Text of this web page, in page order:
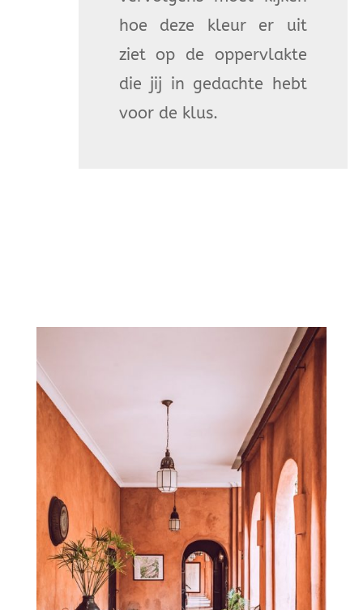
hoe deze kleur er uit
ziet op de oppervlakte
die jij in gedachte hebt
voor de klus.